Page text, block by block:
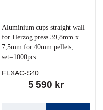
Aluminium cups straight wall
for Herzog press 39,8mm x
7,5mm for 40mm pellets,
set=1000pcs
FLXAC-S40
5 590 kr